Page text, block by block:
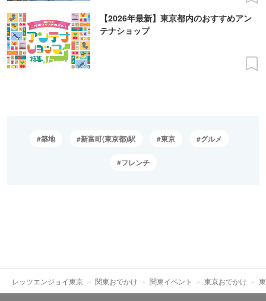
【2026年最新】東京都内のおすすめアン
テナショップ
築地 新富町(東京都)駅 東京 グルメ
フレンチ
レッツエンジョイ東京 関東おでかけ 関東イベント 東京おでかけ